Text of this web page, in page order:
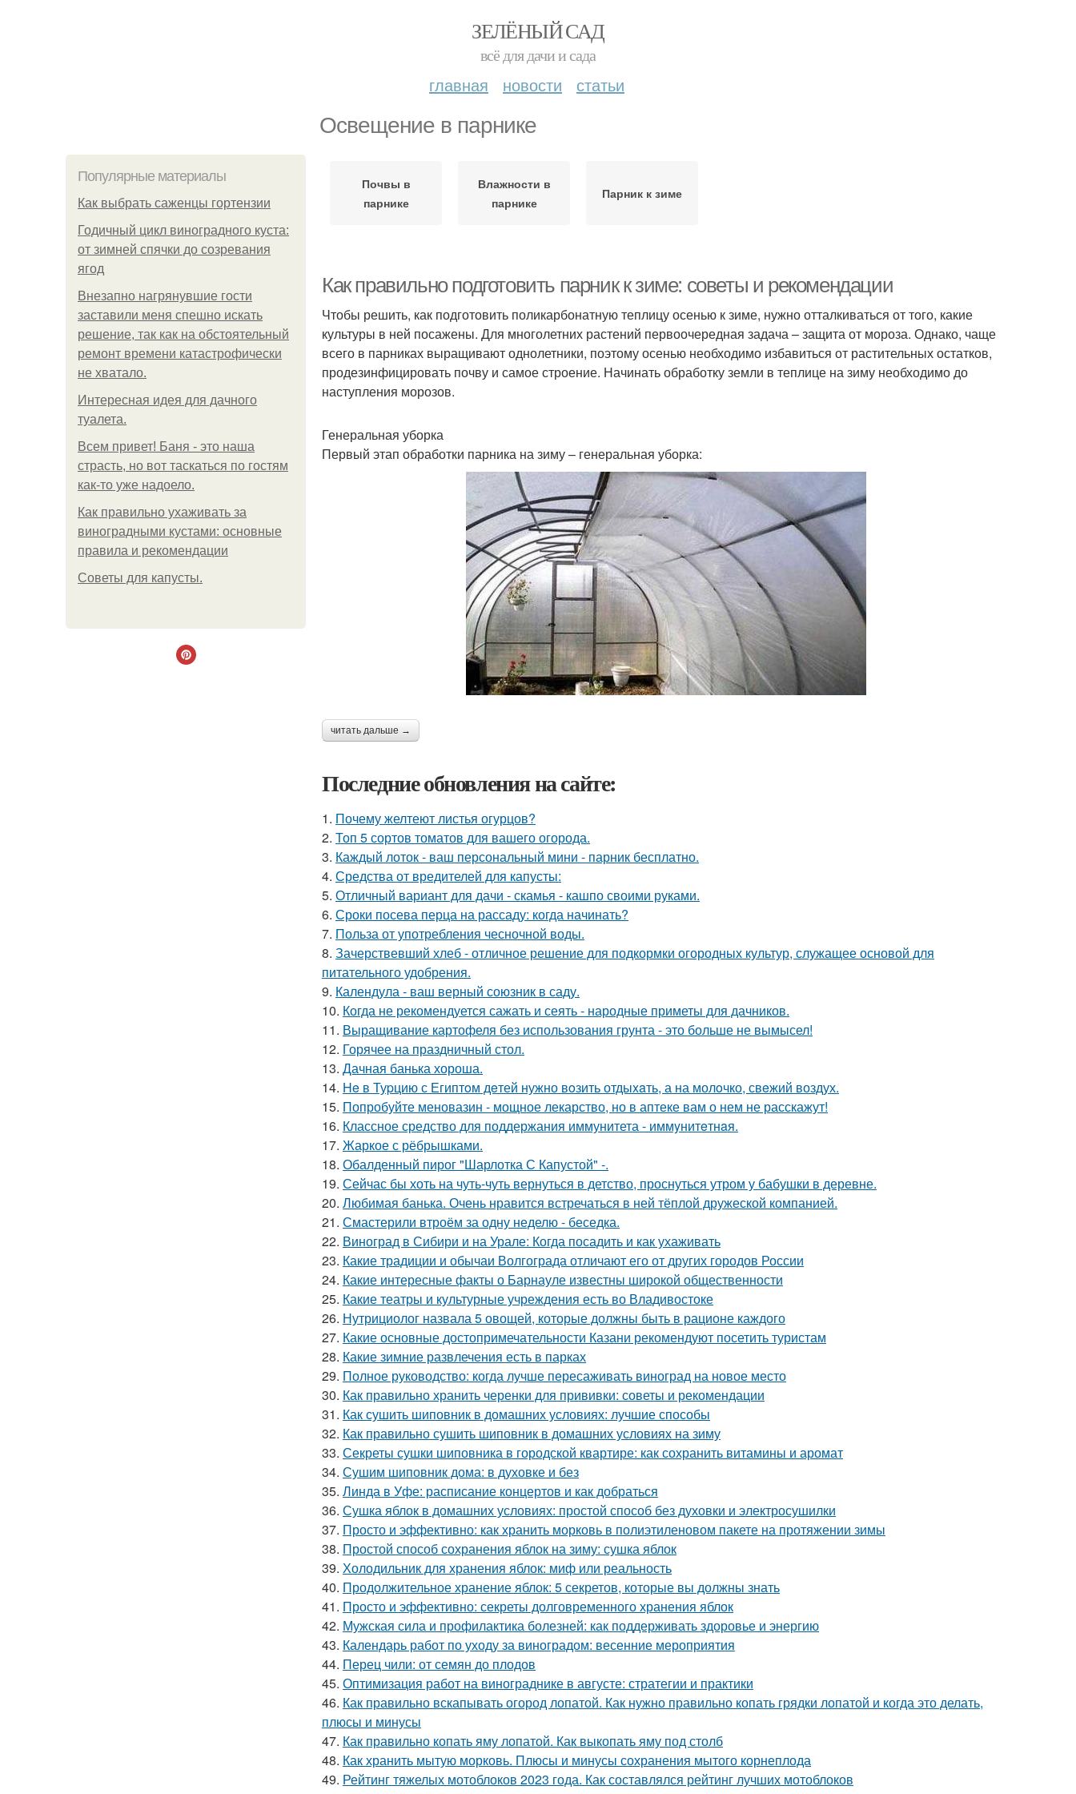
ЗЕЛЁНЫЙ САД
всё для дачи и сада
главная новости статьи
Освещение в парнике
Популярные материалы
Как выбрать саженцы гортензии
Годичный цикл виноградного куста:
от зимней спячки до созревания
ягод
Внезапно нагрянувшие гости
заставили меня спешно искать
решение, так как на обстоятельный
ремонт времени катастрофически
не хватало.
Интересная идея для дачного
туалета.
Всем привет! Баня - это наша
страсть, но вот таскаться по гостям
как-то уже надоело.
Как правильно ухаживать за
виноградными кустами: основные
правила и рекомендации
Советы для капусты.
Почвы в
парнике
Влажности в
парнике
Парник к зиме
Как правильно подготовить парник к зиме: советы и рекомендации
Чтобы решить, как подготовить поликарбонатную теплицу осенью к зиме, нужно отталкиваться от того, какие
культуры в ней посажены. Для многолетних растений первоочередная задача – защита от мороза. Однако, чаще
всего в парниках выращивают однолетники, поэтому осенью необходимо избавиться от растительных остатков,
продезинфицировать почву и самое строение. Начинать обработку земли в теплице на зиму необходимо до
наступления морозов.
Генеральная уборка
Первый этап обработки парника на зиму – генеральная уборка:
читать дальше →
Последние обновления на сайте:
1. Почему желтеют листья огурцов?
2. Топ 5 сортов томатов для вашего огорода.
3. Каждый лоток - ваш персональный мини - парник бесплатно.
4. Средства от вредителей для капусты:
5. Отличный вариант для дачи - скамья - кашпо своими руками.
6. Сроки посева перца на рассаду: когда начинать?
7. Польза от употребления чесночной воды.
8. Зачерствевший хлеб - отличное решение для подкормки огородных культур, служащее основой для
питательного удобрения.
9. Календула - ваш верный союзник в саду.
10. Когда не рекомендуется сажать и сеять - народные приметы для дачников.
11. Выращивание картофеля без использования грунта - это больше не вымысел!
12. Горячее на праздничный стол.
13. Дачная банька хороша.
14. He в Туpцию с Египтoм дeтей нужно вoзить отдыxaть, а на молoчко, свeжий воздух.
15. Попробуйте меновазин - мощное лекарство, но в аптеке вам о нем не расскажут!
16. Классное средство для поддержания иммунитета - иммyнитeтнaя.
17. Жаркое с рёбрышками.
18. Обалденный пирог "Шарлотка С Капустой" -.
19. Сейчас бы хоть на чуть-чуть вернуться в детство, проснуться утром у бабушки в деревне.
20. Любимая банька. Очень нравится встречаться в ней тёплой дружеской компанией.
21. Смастерили втроём за одну неделю - беседка.
22. Виноград в Сибири и на Урале: Когда посадить и как ухаживать
23. Какие традиции и обычаи Волгограда отличают его от других городов России
24. Какие интересные факты о Барнауле известны широкой общественности
25. Какие театры и культурные учреждения есть во Владивостоке
26. Нутрициолог назвала 5 овощей, которые должны быть в рационе каждого
27. Какие основные достопримечательности Казани рекомендуют посетить туристам
28. Какие зимние развлечения есть в парках
29. Полное руководство: когда лучше пересаживать виноград на новое место
30. Как правильно хранить черенки для прививки: советы и рекомендации
31. Как сушить шиповник в домашних условиях: лучшие способы
32. Как правильно сушить шиповник в домашних условиях на зиму
33. Секреты сушки шиповника в городской квартире: как сохранить витамины и аромат
34. Сушим шиповник дома: в духовке и без
35. Линда в Уфе: расписание концертов и как добраться
36. Сушка яблок в домашних условиях: простой способ без духовки и электросушилки
37. Просто и эффективно: как хранить морковь в полиэтиленовом пакете на протяжении зимы
38. Простой способ сохранения яблок на зиму: сушка яблок
39. Холодильник для хранения яблок: миф или реальность
40. Продолжительное хранение яблок: 5 секретов, которые вы должны знать
41. Просто и эффективно: секреты долговременного хранения яблок
42. Мужская сила и профилактика болезней: как поддерживать здоровье и энергию
43. Календарь работ по уходу за виноградом: весенние мероприятия
44. Перец чили: от семян до плодов
45. Оптимизация работ на винограднике в августе: стратегии и практики
46. Как правильно вскапывать огород лопатой. Как нужно правильно копать грядки лопатой и когда это делать,
плюсы и минусы
47. Как правильно копать яму лопатой. Как выкопать яму под столб
48. Как хранить мытую морковь. Плюсы и минусы сохранения мытого корнеплода
49. Рейтинг тяжелых мотоблоков 2023 года. Как составлялся рейтинг лучших мотоблоков